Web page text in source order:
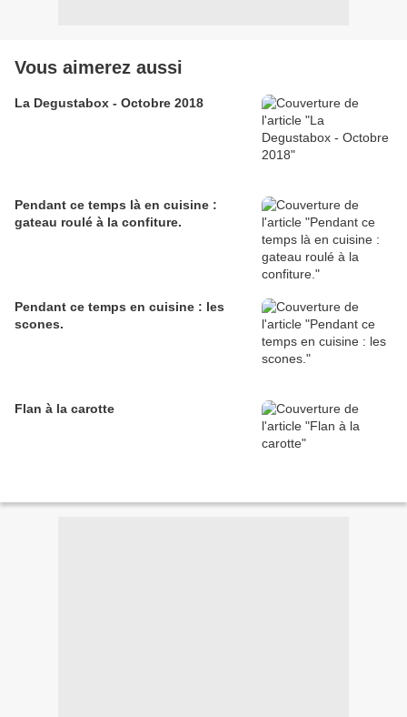
Vous aimerez aussi
La Degustabox - Octobre 2018
Pendant ce temps là en cuisine :
gateau roulé à la confiture.
Pendant ce temps en cuisine : les
scones.
Flan à la carotte